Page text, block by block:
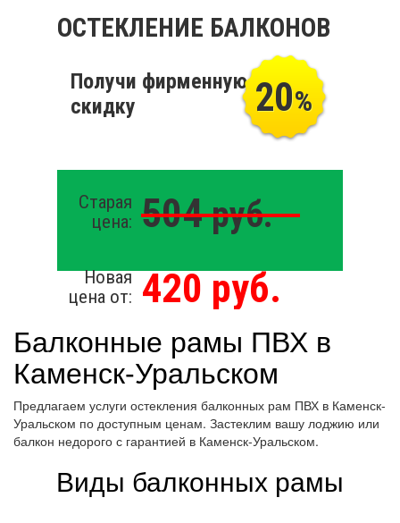
ОСТЕКЛЕНИЕ БАЛКОНОВ
20%
Получи фирменную
скидку
Старая
цена: 504руб.
Новая
цена от: 420 руб.
Балконные рамы ПВХ в
Каменск-Уральском
Предлагаем услуги остекления балконных рам ПВХ в Каменск-
Уральском по доступным ценам. Застеклим вашу лоджию или
балкон недорого с гарантией в Каменск-Уральском.
Виды балконных рамы